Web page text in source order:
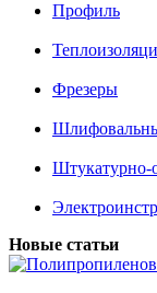
Профиль
Фрезеры
Штукатурно-
Новые статьи